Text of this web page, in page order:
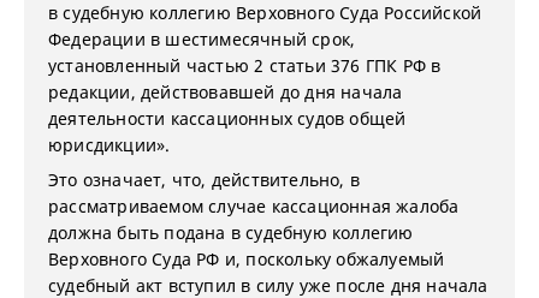
в судебную коллегию Верховного Суда Российской
Федерации в шестимесячный срок,
установленный частью 2 статьи 376 ГПК РФ в
редакции, действовавшей до дня начала
деятельности кассационных судов общей
юрисдикции».
Это означает, что, действительно, в
рассматриваемом случае кассационная жалоба
должна быть подана в судебную коллегию
Верховного Суда РФ и, поскольку обжалуемый
судебный акт вступил в силу уже после дня начала